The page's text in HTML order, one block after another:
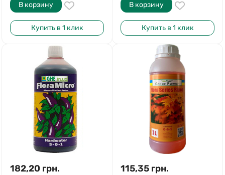
В корзину
Купить в 1 клик
В корзину
Купить в 1 клик
182,20 грн. 115,35 грн.